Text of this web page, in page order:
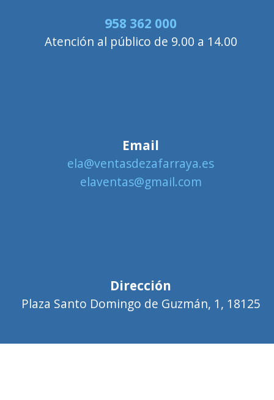
958 362 000
Atención al público de 9.00 a 14.00
Email
ela@ventasdezafarraya.es
elaventas@gmail.com
Dirección
Plaza Santo Domingo de Guzmán, 1, 18125